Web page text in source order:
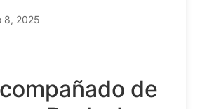
8, 2025
de